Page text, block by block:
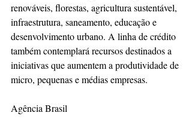
renováveis, florestas, agricultura sustentável,
infraestrutura, saneamento, educação e
desenvolvimento urbano. A linha de crédito
também contemplará recursos destinados a
iniciativas que aumentem a produtividade de
micro, pequenas e médias empresas.
Agência Brasil